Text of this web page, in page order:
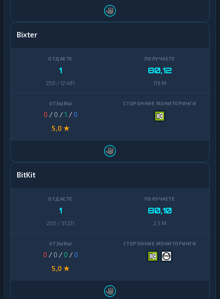
Bixter
1
250 / 12 481
80,12
119 M
0 / 0 /1 /0
5,0 ★
BitKit
1
200 / 31 211
80,10
2,5 M
0 / 0 /0 /0
5,0 ★